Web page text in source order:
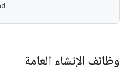
وظائف الإنشاء العامة